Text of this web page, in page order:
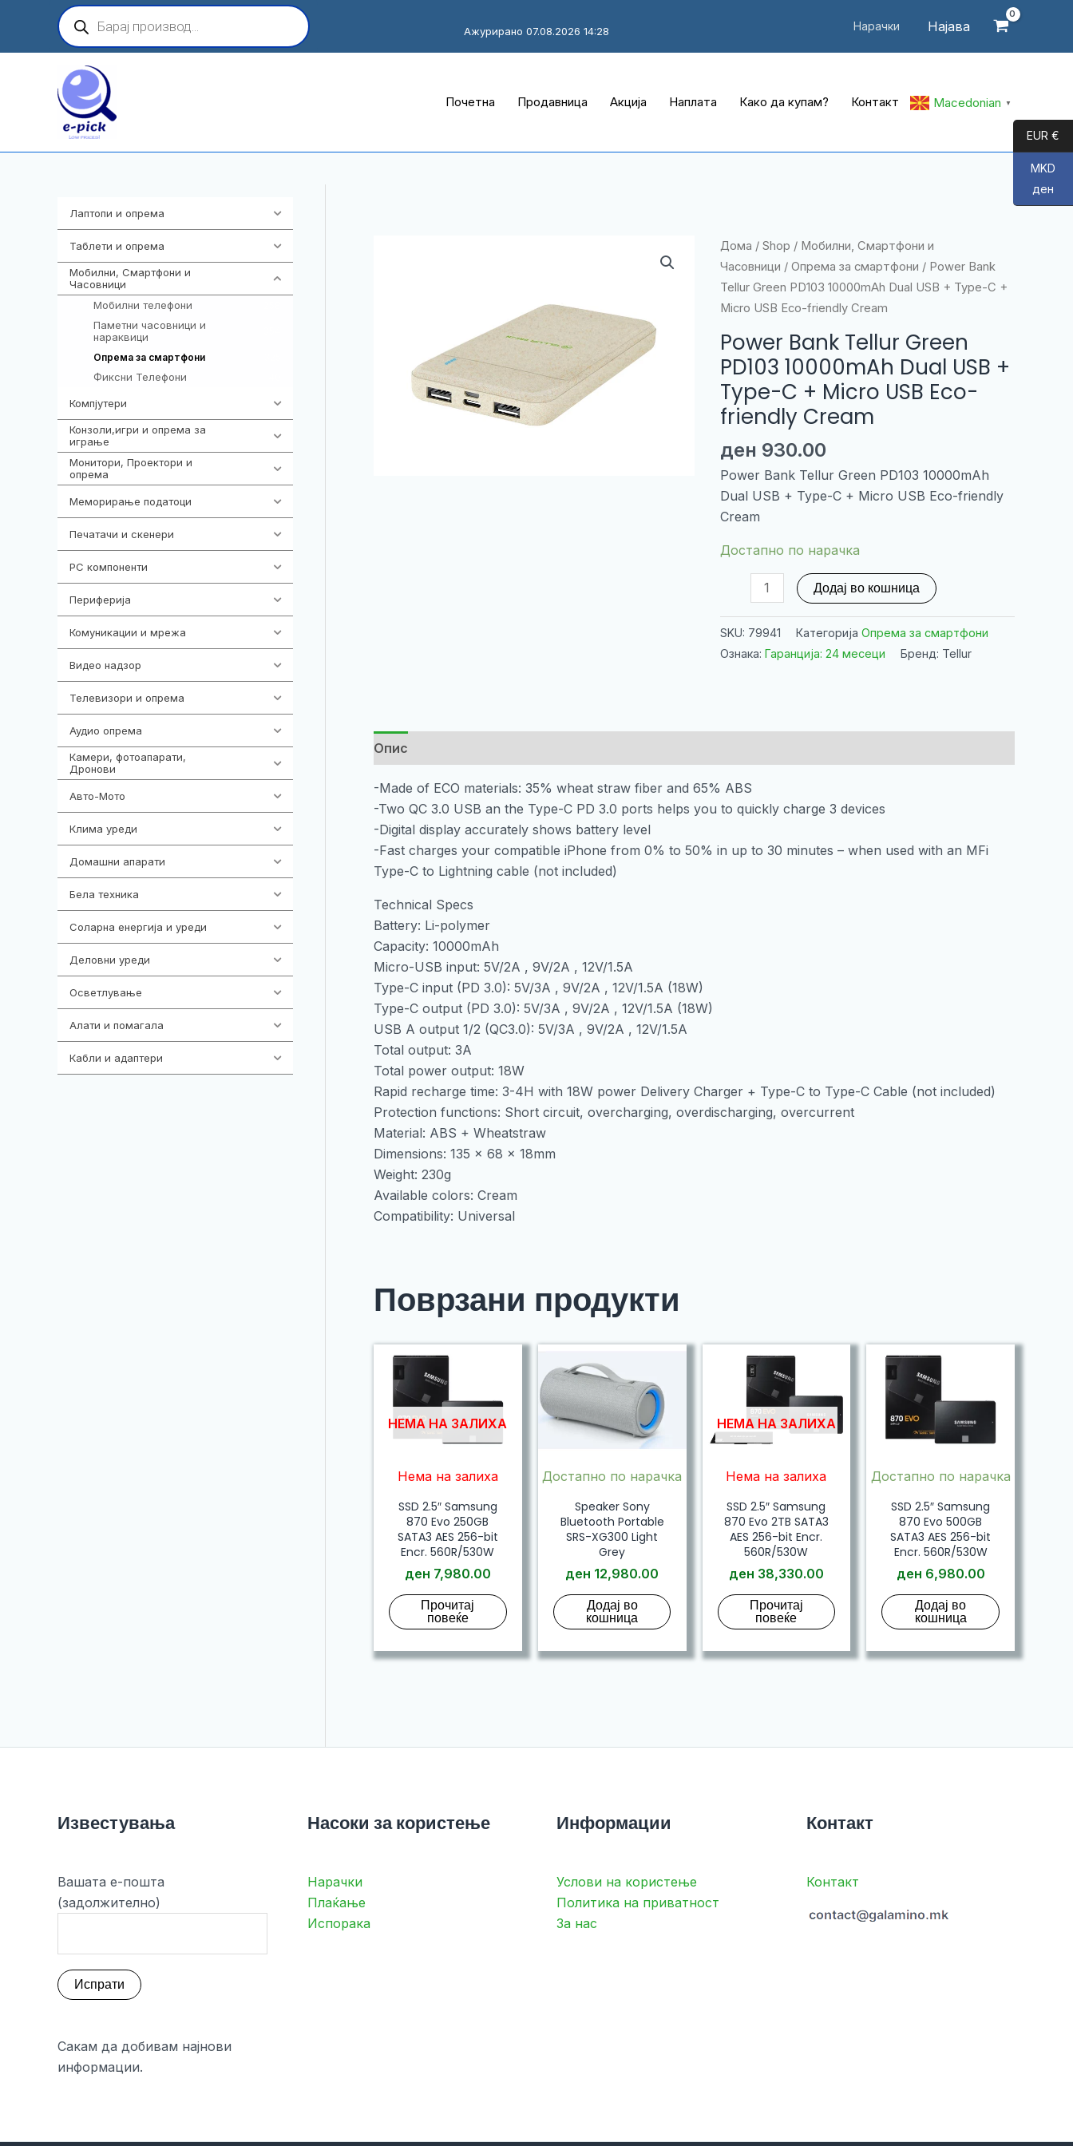
content
Products
search
Нарачки Најава
Ажурирано 07.08.2026 14:28
Почетна Продавница Акција Наплата Како да купам? Контакт Macedonian ▼
Лаптопи и опрема
Таблети и опрема
Мобилни, Смартфони и
Часовници
Мобилни телефони
Паметни часовници и
нараквици
Опрема за смартфони
Фиксни Телефони
Компјутери
Конзоли,игри и опрема за
играње
Монитори, Проектори и
опрема
Меморирање податоци
Печатачи и скенери
PC компоненти
Периферија
Комуникации и мрежа
Видео надзор
Телевизори и опрема
Аудио опрема
Камери, фотоапарати,
Дронови
Авто-Мото
Клима уреди
Домашни апарати
Бела техника
Соларна енергија и уреди
Деловни уреди
Осветлување
Алати и помагала
Кабли и адаптери
Дома / Shop / Мобилни, Смартфони и
Часовници / Опрема за смартфони / Power Bank
Tellur Green PD103 10000mAh Dual USB + Type-C +
Micro USB Eco-friendly Cream
Power Bank Tellur Green
PD103 10000mAh Dual USB +
Type-C + Micro USB Eco-
friendly Cream
ден 930.00
Power Bank Tellur Green PD103 10000mAh
Dual USB + Type-C + Micro USB Eco-friendly
Cream
Достапно по нарачка
USB
Type-
C
+
USB
Додај во кошница
SKU: 79941 Категорија Опрема за смартфони
Ознака: Гаранција: 24 месеци Бренд: Tellur
Опис
-Made of ECO materials: 35% wheat straw fiber and 65% ABS
-Two QC 3.0 USB an the Type-C PD 3.0 ports helps you to quickly charge 3 devices
-Digital display accurately shows battery level
-Fast charges your compatible iPhone from 0% to 50% in up to 30 minutes – when used with an MFi
Type-C to Lightning cable (not included)
Technical Specs
Battery: Li-polymer
Capacity: 10000mAh
Micro-USB input: 5V/2A , 9V/2A , 12V/1.5A
Type-C input (PD 3.0): 5V/3A , 9V/2A , 12V/1.5A (18W)
Type-C output (PD 3.0): 5V/3A , 9V/2A , 12V/1.5A (18W)
USB A output 1/2 (QC3.0): 5V/3A , 9V/2A , 12V/1.5A
Total output: 3A
Total power output: 18W
Rapid recharge time: 3-4H with 18W power Delivery Charger + Type-C to Type-C Cable (not included)
Protection functions: Short circuit, overcharging, overdischarging, overcurrent
Material: ABS + Wheatstraw
Dimensions: 135 x 68 x 18mm
Weight: 230g
Available colors: Cream
Compatibility: Universal
Поврзани продукти
НЕМА НА ЗАЛИХА
Нема на залиха
SSD 2.5″ Samsung
870 Evo 250GB
SATA3 AES 256-bit
Encr. 560R/530W
ден 7,980.00
Прочитај
повеќе
Достапно по нарачка
Speaker Sony
Bluetooth Portable
SRS-XG300 Light
Grey
ден 12,980.00
Додај во
кошница
НЕМА НА ЗАЛИХА
Нема на залиха
SSD 2.5″ Samsung
870 Evo 2TB SATA3
AES 256-bit Encr.
560R/530W
ден 38,330.00
Прочитај
повеќе
Достапно по нарачка
SSD 2.5″ Samsung
870 Evo 500GB
SATA3 AES 256-bit
Encr. 560R/530W
ден 6,980.00
Додај во
кошница
Известувања
Вашата е-пошта
(задолжително)
Сакам да добивам најнови
информации.
Насоки за користење
Нарачки
Плаќање
Испорака
Информации
Услови на користење
Политика на приватност
За нас
Контакт
Контакт
EUR €
MKD
ден